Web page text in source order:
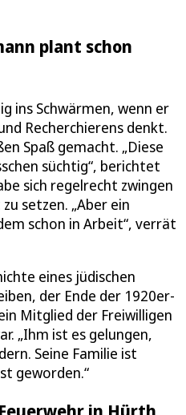
plant schon
ins Schwärmen, wenn er
Recherchierens denkt.
Spaß gemacht. „Diese
süchtig“, berichtet
sich regelrecht zwingen
setzen. „Aber ein
schon in Arbeit“, verrät
eines jüdischen
der Ende der 1920er-
Mitglied der Freiwilligen
„Ihm ist es gelungen,
Seine Familie ist
geworden.“
in Hürth